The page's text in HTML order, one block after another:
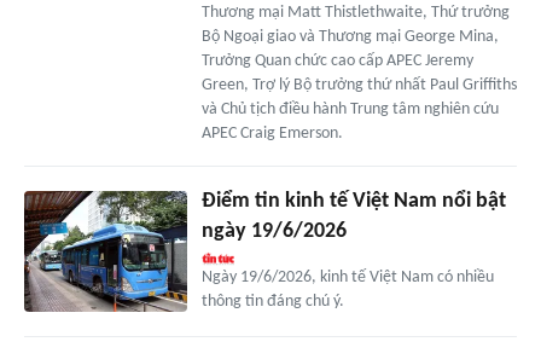
Thương mại Matt Thistlethwaite, Thứ trưởng
Bộ Ngoại giao và Thương mại George Mina,
Trưởng Quan chức cao cấp APEC Jeremy
Green, Trợ lý Bộ trưởng thứ nhất Paul Griffiths
và Chủ tịch điều hành Trung tâm nghiên cứu
APEC Craig Emerson.
Điểm tin kinh tế Việt Nam nổi bật
ngày 19/6/2026
Ngày 19/6/2026, kinh tế Việt Nam có nhiều
thông tin đáng chú ý.